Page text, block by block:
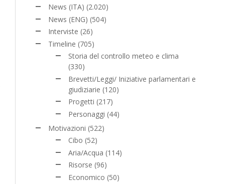
News (ITA) (2.020)
News (ENG) (504)
Interviste (26)
Timeline (705)
Storia del controllo meteo e clima
(330)
Brevetti/Leggi/ Iniziative parlamentari e
giudiziarie (120)
Progetti (217)
Personaggi (44)
Motivazioni (522)
Cibo (52)
Aria/Acqua (114)
Risorse (96)
Economico (50)